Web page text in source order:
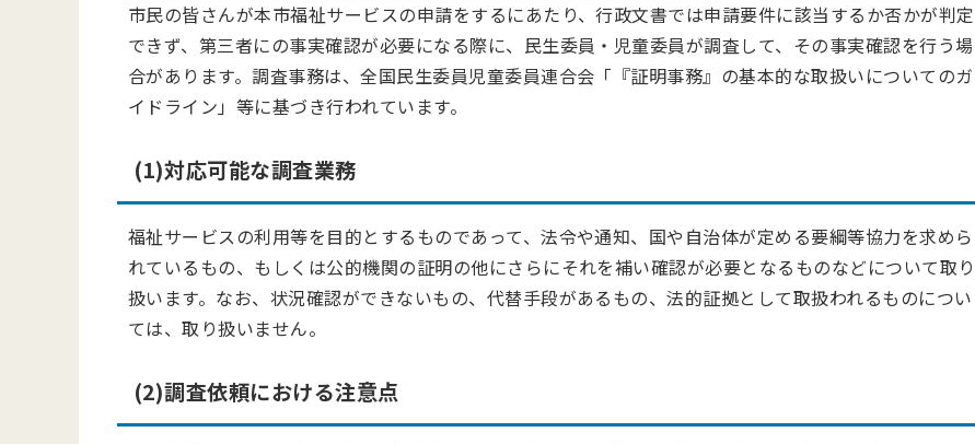
市民の皆さんが本市福祉サービスの申請をするにあたり、行政文書では申請要件に該当するか否かが判定
できず、第三者にの事実確認が必要になる際に、民生委員・児童委員が調査して、その事実確認を行う場
合があります。調査事務は、全国民生委員児童委員連合会「『証明事務』の基本的な取扱いについてのガ
イドライン」等に基づき行われています。
(1)対応可能な調査業務
福祉サービスの利用等を目的とするものであって、法令や通知、国や自治体が定める要綱等協力を求めら
れているもの、もしくは公的機関の証明の他にさらにそれを補い確認が必要となるものなどについて取り
扱います。なお、状況確認ができないもの、代替手段があるもの、法的証拠として取扱われるものについ
ては、取り扱いません。
(2)調査依頼における注意点